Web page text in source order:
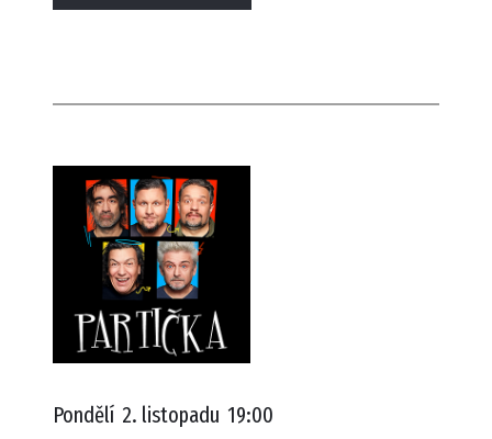
Pondělí 2. listopadu 19:00